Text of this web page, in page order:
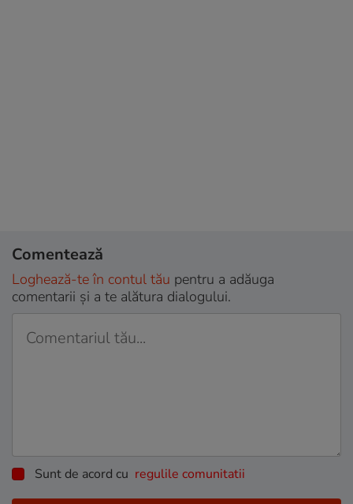
Comentează
Loghează-te în contul tău pentru a adăuga
comentarii și a te alătura dialogului.
Sunt de acord cu regulile comunitatii